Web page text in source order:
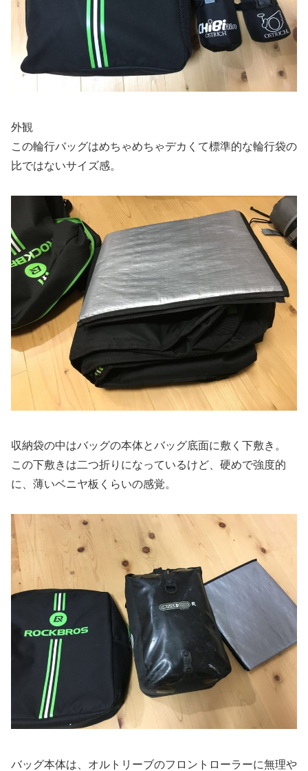
外観
この輪行バッグはめちゃめちゃデカくて標準的な輪行袋の
比ではないサイズ感。
収納袋の中はバッグの本体とバッグ底面に敷く下敷き。
この下敷きは二つ折りになっているけど、硬めで強度的
に、薄いベニヤ板くらいの感覚。
バッグ本体は、オルトリーブのフロントローラーに無理や